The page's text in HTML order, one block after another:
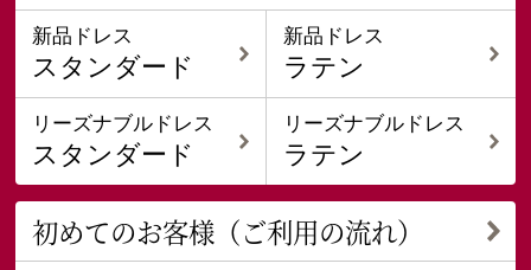
新品ドレス
スタンダード
新品ドレス
ラテン
リーズナブルドレス
スタンダード
リーズナブルドレス
ラテン
初めてのお客様（ご利用の流れ）